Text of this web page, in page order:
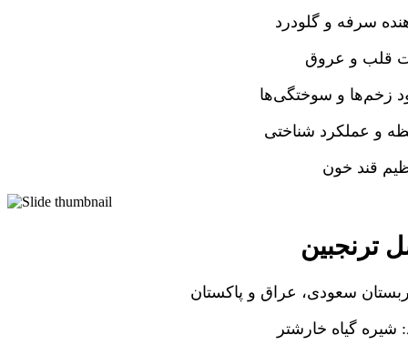
سرفه و گلودرد
قلب و عروق
زخم‌ها و سوختگی‌ها
و عملکرد شناختی
قند خون
ترنجبین
سعودی، عراق و پاکستان
شیره گیاه خارشتر